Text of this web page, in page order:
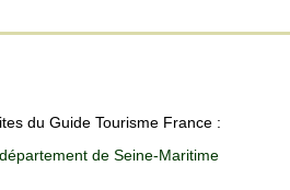
du Guide Tourisme France :
département de Seine-Maritime